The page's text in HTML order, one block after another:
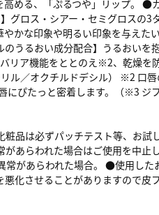
める、「ぷるつや」リップ。 ●
ロス・シアー・セミグロスの3
かな印象や明るい印象を与えた
うるおい成分配合】うるおいを
リア機能をととのえ※2、乾燥を
ル／オクチルドデシル） ※2 口
にぴたっと密着します。（※3 ジ
品は必ずパッチテスト等、お試
あらわれた場合はご使用を中止
があらわれた場合。 ●使用した
化させることがありますので皮